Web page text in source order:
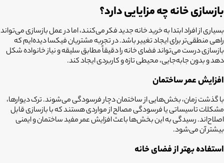
بازسازی خانه چه مزایایی دارد؟
بسیاری از افراد ابتدا به خرید خانه جدید فکر می‌کنند، اما در عمل بازسازی می‌تواند
راهی منطقی‌تر برای ایجاد تغییر باشد. در تجربه مشتریان فیکسا دیده‌ایم که
بازسازی درست می‌تواند فضای خانه را دقیقاً مطابق سلیقه و نیاز خانواده شکل
دهد و بدون جابه‌جایی، محیطی تازه و کاربردی ایجاد کند.
افزایش عمر ساختمان
با گذشت زمان، بخش‌هایی از ساختمان دچار فرسودگی می‌شوند. ترک دیوارها،
مشکلات تاسیساتی یا فرسودگی مصالح از مواردی هستند که با بازسازی قابل
اصلاح‌اند. رسیدگی به این بخش‌ها باعث افزایش عمر مفید ساختمان و ایمنی
بیشتر آن می‌شود.
استفاده بهتر از فضای خانه